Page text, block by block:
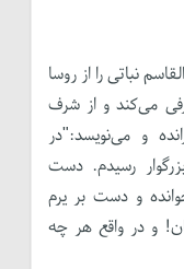
نباتی را از روسا
می‌کند و از شرف
و می‌نویسد:"در
رسیدم. دست
و دست بر یرم
و در واقع هر چه